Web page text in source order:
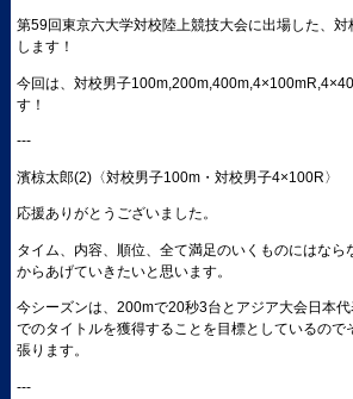
第59回東京六大学対校陸上競技大会に出場した、
します！
今回は、対校男子
す！
---
濱椋太郎(2)〈対校男子100m・対校男子4×100R〉
応援ありがとうございました。
タイム、内容、順位、全て満足のいくものにはなら
からあげていきたいと思います。
今シーズンは、200mで20秒3台とアジア大会日本
でのタイトルを獲得することを目標としているので
張ります。
---